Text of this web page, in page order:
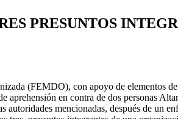
PRESUNTOS
(FEMDO), con apoyo de elementos
en contra de dos personas
mencionadas, después de un